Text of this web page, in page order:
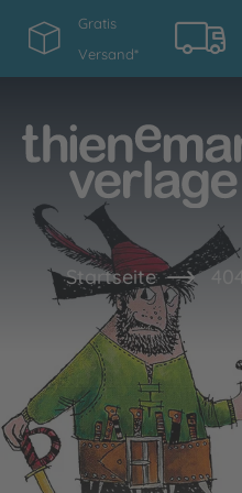
Gratis
Versand*
Startseite 404